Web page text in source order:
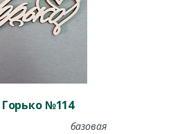
№114
базовая